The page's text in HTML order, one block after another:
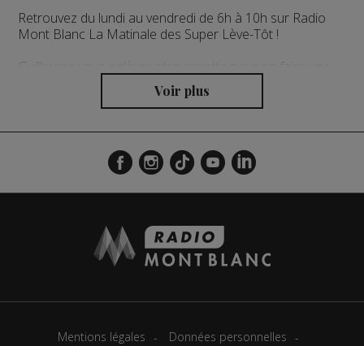
Retrouvez du lundi au vendredi de 6h à 10h sur Radio
Mont Blanc La Matinale des Super Lève-Tôt !
Guillaume vous enlève votre couette pour en faire une
cape avec un seul objectif : vous emmener au travail de
bonne humeur ! Le local au sommet avec des invités
l'horoscope, l'agenda et pleins d'autres surprises à
retrouver chaque matinée !
L'actualité régionale en continu présentée toutes les
demi-heures par la rédaction de Radio Mont Blanc.
Mentions légales
Données personnelles